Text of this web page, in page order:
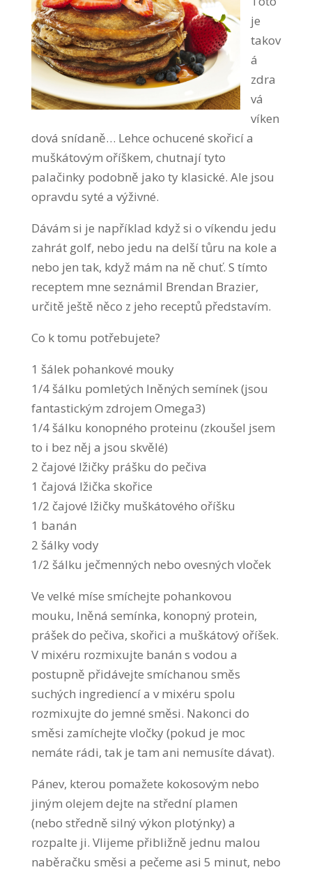
je
takov
á
zdra
vá
víken
dová snídaně… Lehce ochucené skořicí a
muškátovým oříškem, chutnají tyto
palačinky podobně jako ty klasické. Ale jsou
opravdu syté a výživné.
Dávám si je například když si o víkendu jedu
zahrát golf, nebo jedu na delší tůru na kole a
nebo jen tak, když mám na ně chuť. S tímto
receptem mne seznámil Brendan Brazier,
určitě ještě něco z jeho receptů představím.
Co k tomu potřebujete?
1 šálek pohankové mouky
1/4 šálku pomletých lněných semínek (jsou
fantastickým zdrojem Omega3)
1/4 šálku konopného proteinu (zkoušel jsem
to i bez něj a jsou skvělé)
2 čajové lžičky prášku do pečiva
1 čajová lžička skořice
1/2 čajové lžičky muškátového oříšku
1 banán
2 šálky vody
1/2 šálku ječmenných nebo ovesných vloček
Ve velké míse smíchejte pohankovou
mouku, lněná semínka, konopný protein,
prášek do pečiva, skořici a muškátový oříšek.
V mixéru rozmixujte banán s vodou a
postupně přidávejte smíchanou směs
suchých ingrediencí a v mixéru spolu
rozmixujte do jemné směsi. Nakonci do
směsi zamíchejte vločky (pokud je moc
nemáte rádi, tak je tam ani nemusíte dávat).
Pánev, kterou pomažete kokosovým nebo
jiným olejem dejte na střední plamen
(nebo středně silný výkon plotýnky) a
rozpalte ji. Vlijeme přibližně jednu malou
naběračku směsi a pečeme asi 5 minut, nebo